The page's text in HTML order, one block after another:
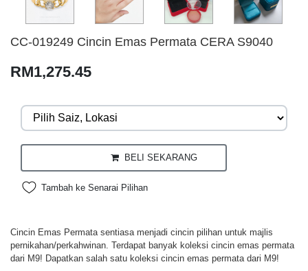
CC-019249 Cincin Emas Permata CERA S9040
RM1,275.45
BELI SEKARANG
Tambah ke Senarai Pilihan
Cincin Emas Permata sentiasa menjadi cincin pilihan untuk majlis
pernikahan/perkahwinan. Terdapat banyak koleksi cincin emas permata
dari M9! Dapatkan salah satu koleksi cincin emas permata dari M9!